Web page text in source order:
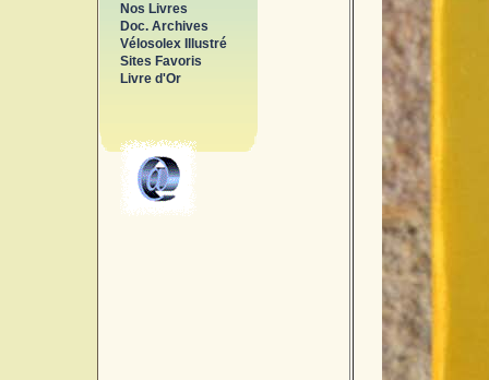
Nos Livres
Doc. Archives
Vélosolex Illustré
Sites Favoris
Livre d'Or